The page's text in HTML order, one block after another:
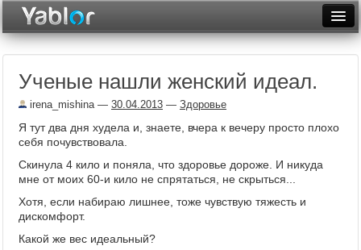
Неделя
Месяц
Архив
Фототоп
Ученые нашли женский идеал.
irena_mishina— 30.04.2013 — Здоровье
Я тут два дня худела и, знаете, вчера к вечеру просто плохо
себя почувствовала.
Скинула 4 кило и поняла, что здоровье дороже. И никуда
мне от моих 60-и кило не спрятаться, не скрыться...
Хотя, если набираю лишнее, тоже чувствую тяжесть и
дискомфорт.
Какой же вес идеальный?